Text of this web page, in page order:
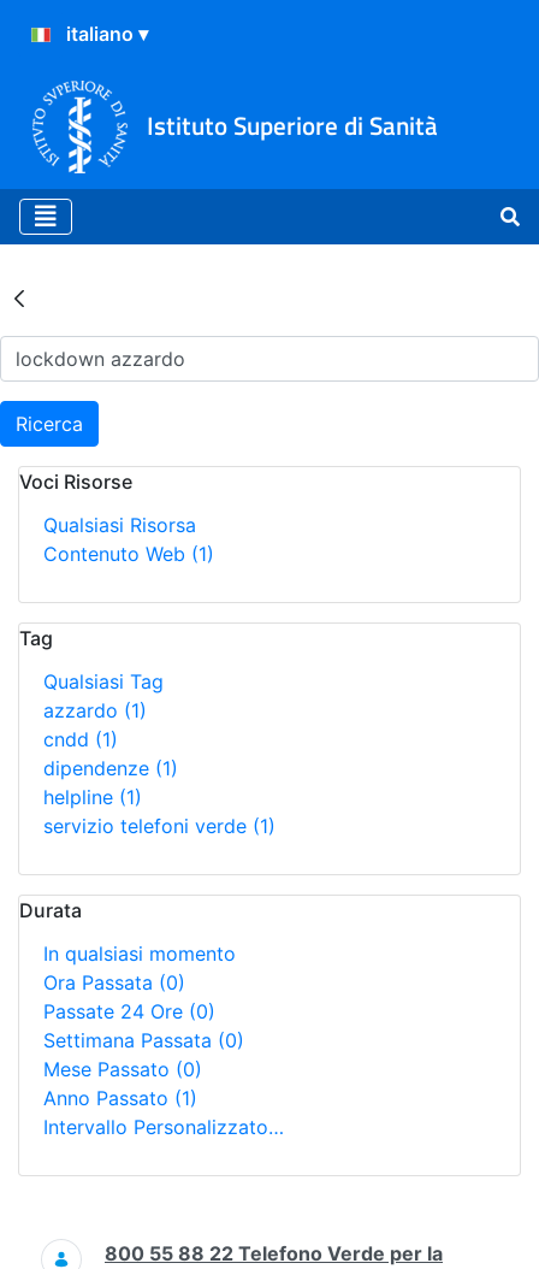
Istituto Superiore di Sanità
Risultati della Ricerca -
Ricerca
Voci Risorse
Qualsiasi Risorsa
Contenuto Web (1)
Tag
Qualsiasi Tag
azzardo (1)
cndd (1)
dipendenze (1)
helpline (1)
servizio telefoni verde (1)
Durata
In qualsiasi momento
Ora Passata (0)
Passate 24 Ore (0)
Settimana Passata (0)
Mese Passato (0)
Anno Passato (1)
Intervallo Personalizzato…
Ricerca
800 55 88 22 Telefono Verde per la